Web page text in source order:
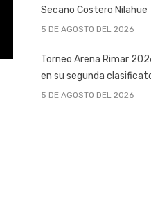
Secano Costero Nilahue
5 DE AGOSTO DEL 2026
Torneo Arena Rimar
en su segunda
5 DE AGOSTO DEL 2026